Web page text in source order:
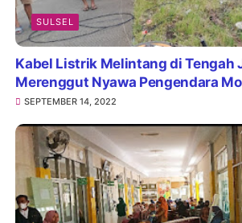
SULSEL
Kabel Listrik Melintang di Tengah
Merenggut Nyawa Pengendara
SEPTEMBER 14, 2022